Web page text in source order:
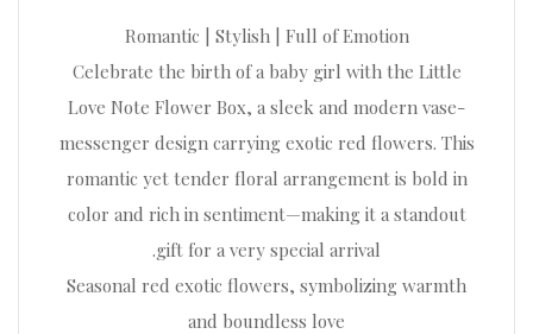
Romantic | Stylish | Full of Emotion
Celebrate the birth of a baby girl with the Little
Love Note Flower Box, a sleek and modern vase-
messenger design carrying exotic red flowers. This
romantic yet tender floral arrangement is bold in
color and rich in sentiment—making it a standout
gift for a very special arrival.
Seasonal red exotic flowers, symbolizing warmth
and boundless love